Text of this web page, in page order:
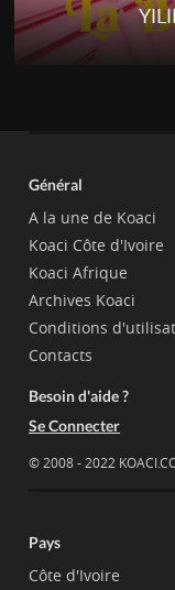
Général
A la une de Koaci
Koaci Côte d'Ivoire
Koaci Afrique
Archives Koaci
Conditions
Contacts
Besoin d'aide ?
Se Connecter
© 2008 - 2022
Pays
Côte d'Ivoire